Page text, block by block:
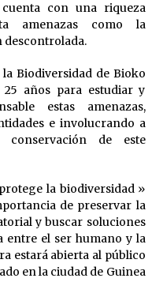
con una riqueza
amenazas como la
descontrolada.
Biodiversidad de Bioko
años para estudiar y
estas amenazas,
e involucrando a
conservación de este
la biodiversidad »
de preservar la
y buscar soluciones
entre el ser humano y la
estará abierta al público
en la ciudad de Guinea